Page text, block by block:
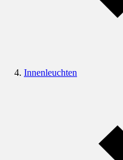
Innenleuchten